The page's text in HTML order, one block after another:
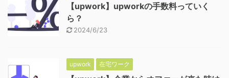
【upwork】upworkの手数料っていく
ら？
2024/6/23
upwork 在宅ワーク